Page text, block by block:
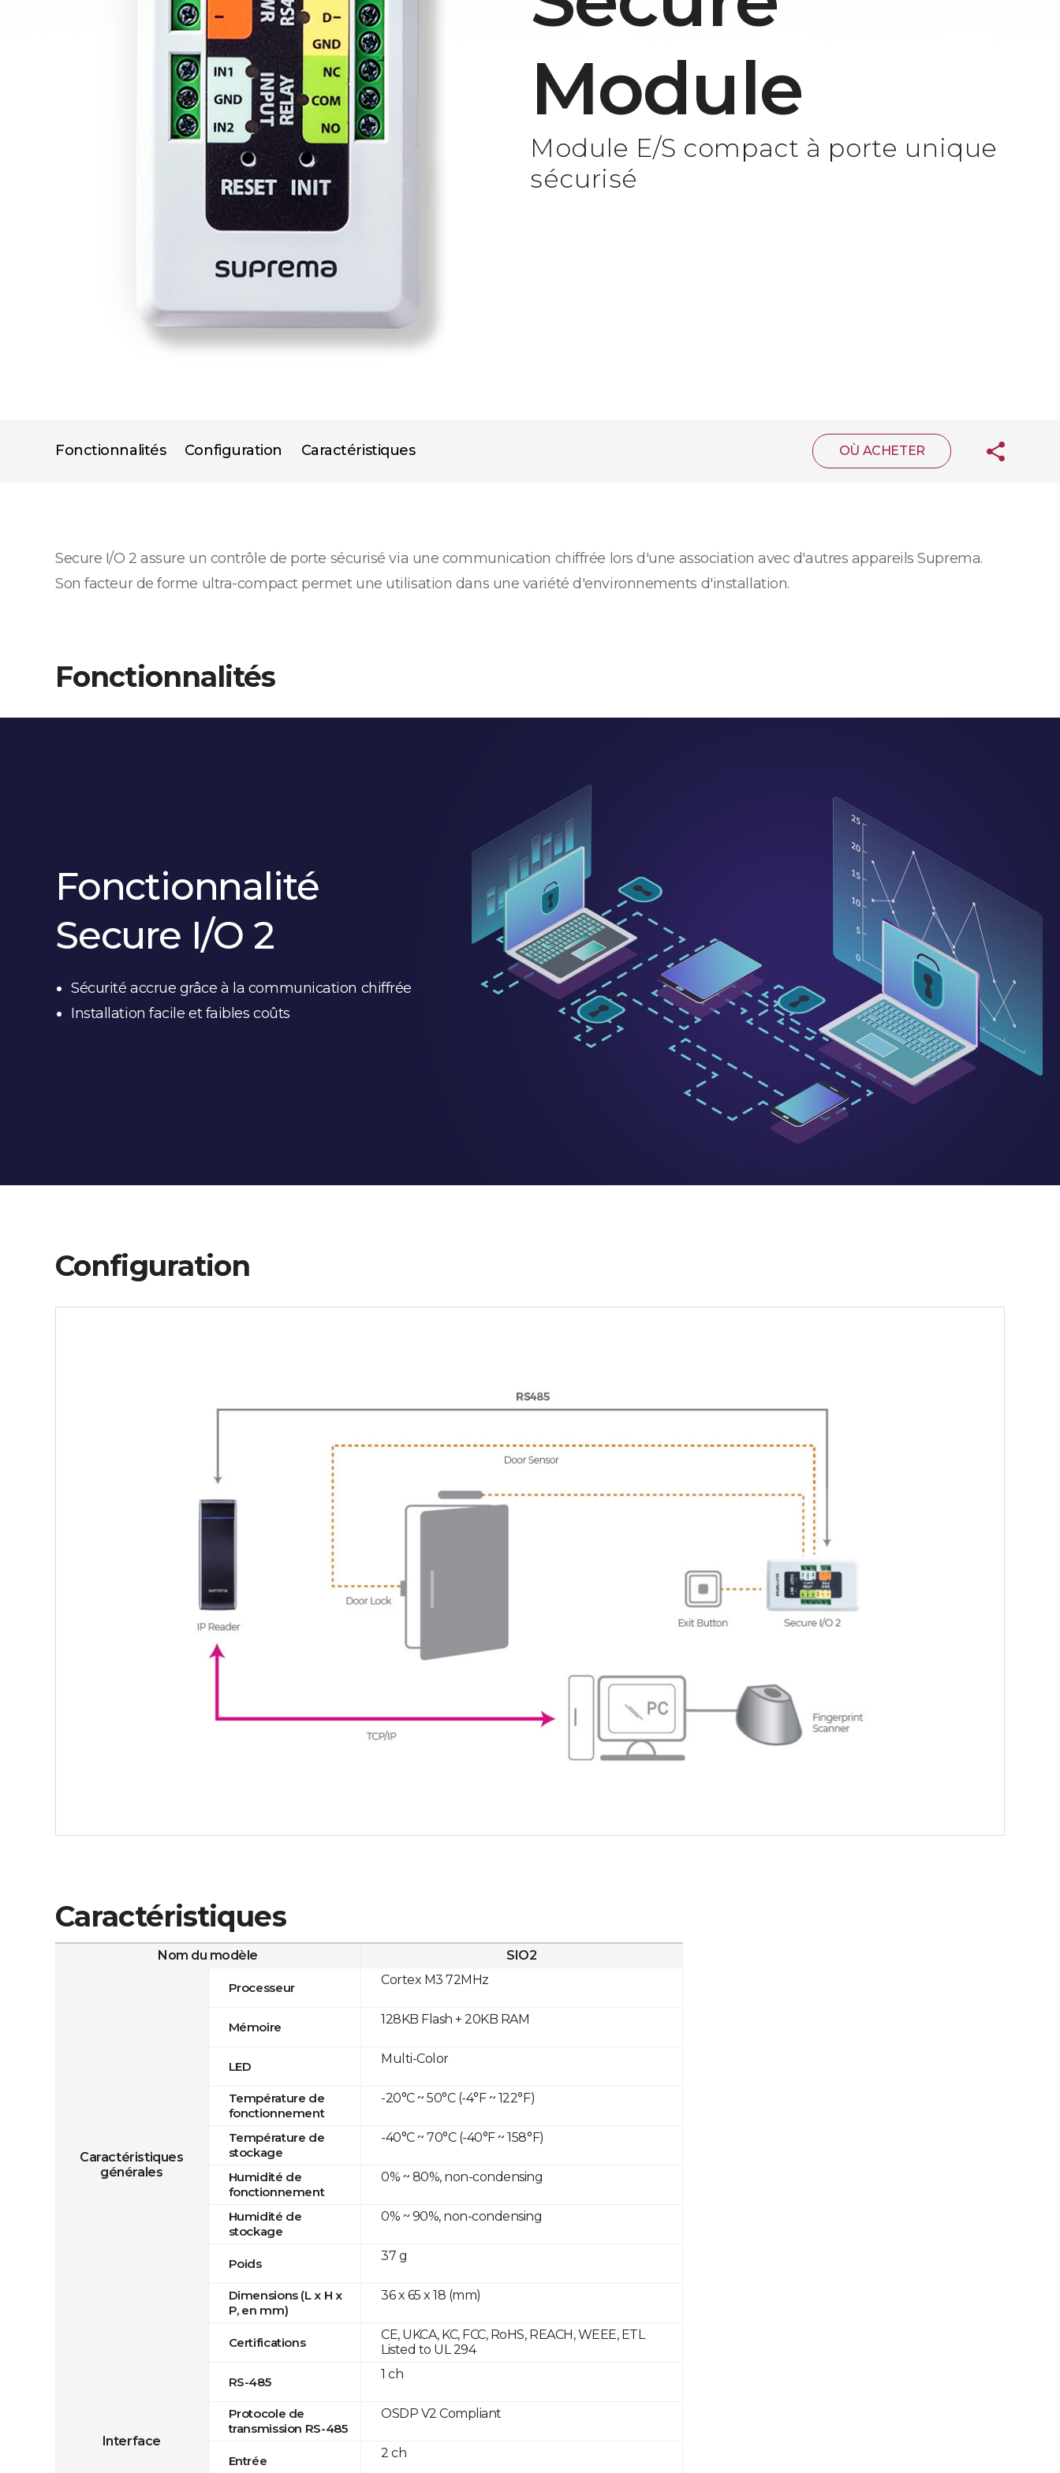
Module
Module E/S compact à porte unique
sécurisé
Fonctionnalités Configuration Caractéristiques OÙ ACHETER
Secure I/O 2 assure un contrôle de porte sécurisé via une communication chiffrée lors d'une association avec d'autres appareils Suprema.
Son facteur de forme ultra-compact permet une utilisation dans une variété d'environnements d'installation.
Fonctionnalités
Fonctionnalité
Secure I/O 2
Sécurité accrue grâce à la communication chiffrée
Installation facile et faibles coûts
Configuration
Caractéristiques
Nom du modèle
Caractéristiques
générales
Processeur
Mémoire
LED
Température de
fonctionnement
Température de
stockage
Humidité de
fonctionnement
Humidité de
stockage
Poids
Dimensions (L x H x
P, en mm)
Certifications
Interface
RS-485
Protocole de
transmission RS-485
Entrée
SIO2
Cortex M3 72MHz
128KB Flash + 20KB RAM
Multi-Color
-20°C ~ 50°C (-4°F ~ 122°F)
-40°C ~ 70°C (-40°F ~ 158°F)
0% ~ 80%, non-condensing
0% ~ 90%, non-condensing
37 g
36 x 65 x 18 (mm)
CE, UKCA, KC, FCC, RoHS, REACH, WEEE, ETL
Listed to UL 294
1 ch
OSDP V2 Compliant
2 ch